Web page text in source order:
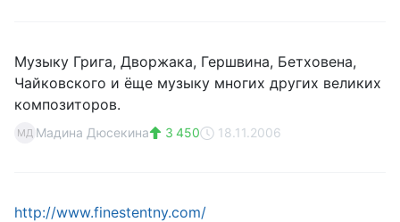
Музыку Грига, Дворжака, Гершвина, Бетховена,
Чайковского и ёще музыку многих других великих
композиторов.
МД Мадина Дюсекина 3 450 18.11.2006
http://www.finestentny.com/